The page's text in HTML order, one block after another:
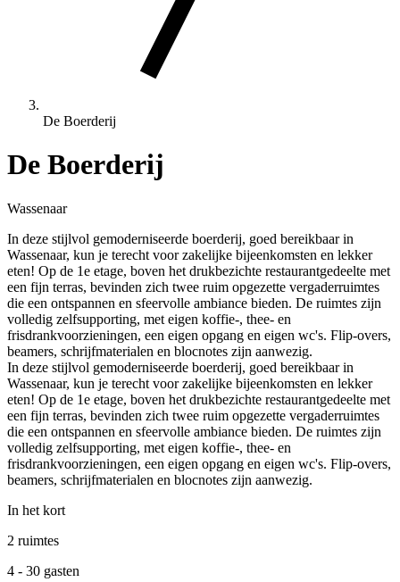
De Boerderij
De Boerderij
Wassenaar
In deze stijlvol gemoderniseerde boerderij, goed bereikbaar in
Wassenaar, kun je terecht voor zakelijke bijeenkomsten en lekker
eten! Op de 1e etage, boven het drukbezichte restaurantgedeelte met
een fijn terras, bevinden zich twee ruim opgezette vergaderruimtes
die een ontspannen en sfeervolle ambiance bieden. De ruimtes zijn
volledig zelfsupporting, met eigen koffie-, thee- en
frisdrankvoorzieningen, een eigen opgang en eigen wc's. Flip-overs,
beamers, schrijfmaterialen en blocnotes zijn aanwezig.
In deze stijlvol gemoderniseerde boerderij, goed bereikbaar in
Wassenaar, kun je terecht voor zakelijke bijeenkomsten en lekker
eten! Op de 1e etage, boven het drukbezichte restaurantgedeelte met
een fijn terras, bevinden zich twee ruim opgezette vergaderruimtes
die een ontspannen en sfeervolle ambiance bieden. De ruimtes zijn
volledig zelfsupporting, met eigen koffie-, thee- en
frisdrankvoorzieningen, een eigen opgang en eigen wc's. Flip-overs,
beamers, schrijfmaterialen en blocnotes zijn aanwezig.
In het kort
2 ruimtes
4 - 30 gasten